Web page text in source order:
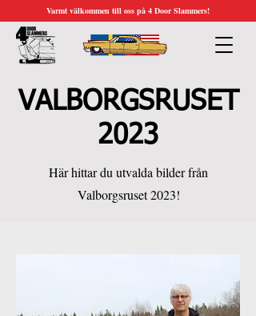
Varmt välkommen till oss på 4 Door Slammers!
VALBORGSRUSET
2023
Här hittar du utvalda bilder från
Valborgsruset 2023!